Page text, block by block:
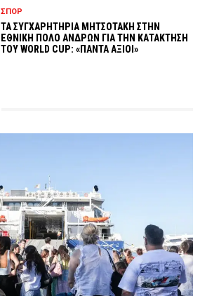
ΣΠΟΡ
ΤΑ ΣΥΓΧΑΡΗΤΗΡΙΑ ΜΗΤΣΟΤΑΚΗ ΣΤΗΝ
ΕΘΝΙΚΗ ΠΟΛΟ ΑΝΔΡΩΝ ΓΙΑ ΤΗΝ ΚΑΤΑΚΤΗΣΗ
ΤΟΥ WORLD CUP: «ΠΑΝΤΑ ΑΞΙΟΙ»